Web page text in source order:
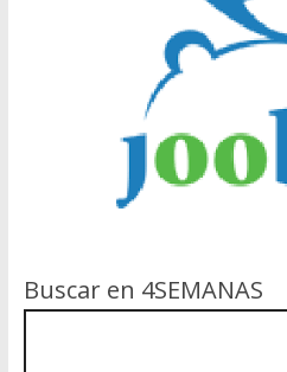
Buscar en 4SEMANAS